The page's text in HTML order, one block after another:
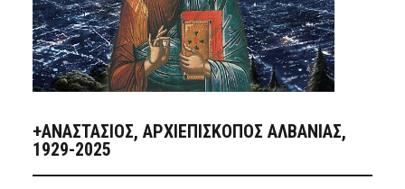
+ΑΝΑΣΤΆΣΙΟΣ, ΑΡΧΙΕΠΊΣΚΟΠΟΣ ΑΛΒΑΝΊΑΣ,
1929-2025